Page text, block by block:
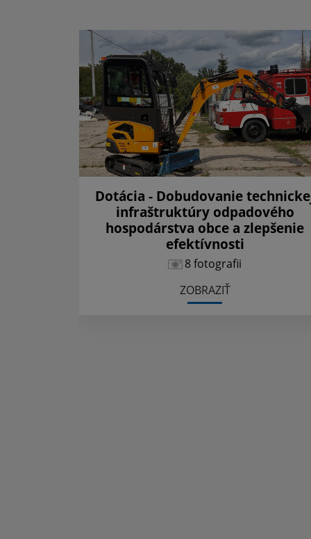
Dotácia - Dobudovanie
infraštruktúry odpadového
hospodárstva obce a zlepšenie
efektívnosti
8 fotografii
ZOBRAZIŤ